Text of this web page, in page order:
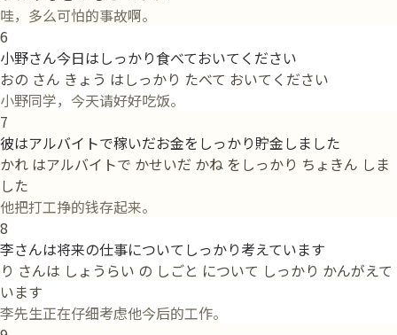
哇，多么可怕的事故啊。
6
小野さん今日はしっかり食べておいてください
おの さん きょう はしっかり たべて おいてください
小野同学，今天请好好吃饭。
7
彼はアルバイトで稼いだお金をしっかり貯金しました
かれ はアルバイトで かせいだ かね をしっかり ちょきん しま
した
他把打工挣的钱存起来。
8
李さんは将来の仕事についてしっかり考えています
り さんは しょうらい の しごと について しっかり かんがえて
います
李先生正在仔细考虑他今后的工作。